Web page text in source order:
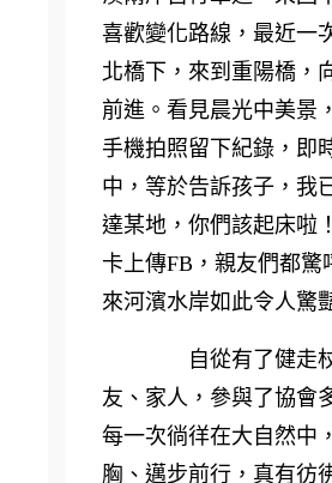
喜歡變化路線，最近一
北橋下，來到重陽橋，
前進。看見晨光中美景
手機拍照留下紀錄，即
中，等於告訴孩子，我
達某地，你們該起床啦
卡上傳FB，親友們都驚
來河濱水岸如此令人驚
自從有了健走
友、家人，參與了協會
每一次徜徉在大自然中
胸、邁步前行，真有彷